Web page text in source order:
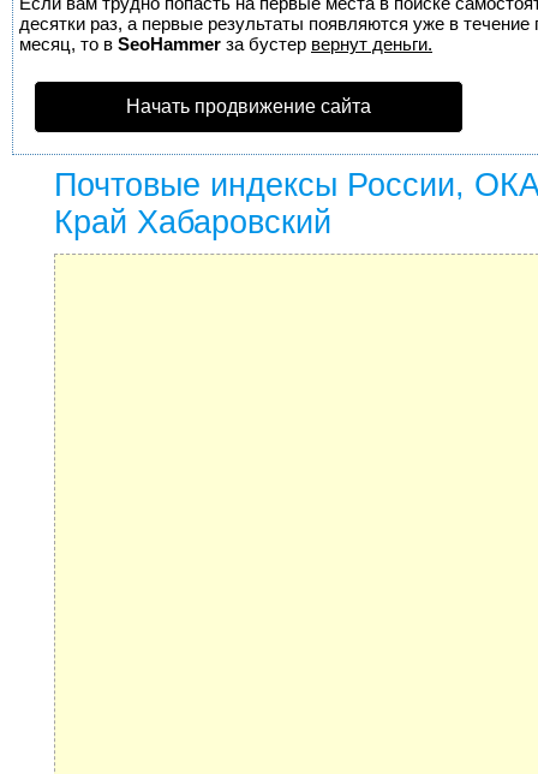
десятки раз, а первые результаты появляются уже в
месяц, то в SeoHammer за бустер вернут деньги.
Начать продвижение сайта
Почтовые индексы России,
Край Хабаровский